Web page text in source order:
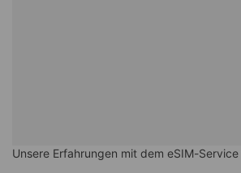
Unsere Erfahrungen mit dem eSIM-